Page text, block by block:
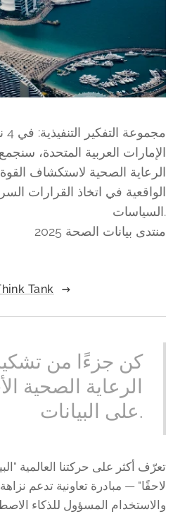
الإمارات العربية المتحدة،
الرعاية الصحية لاستكشاف القوة
الواقعية في اتخاذ القرارات
السياسات.
منتدى بيانات الصحة 2025
Tank
كن جزءًا من
الرعاية الصحية
على البيانات.
تعرّف أكثر على حركتنا العالمية
لاحقًا" — مبادرة تعاونية تدعم نزاهة
والاستخدام المسؤول للذكاء